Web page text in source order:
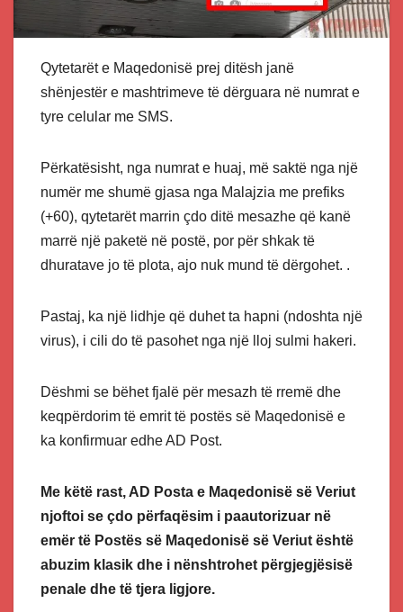
Qytetarët e Maqedonisë prej ditësh janë
shënjestër e mashtrimeve të dërguara në numrat e
tyre celular me SMS.
Përkatësisht, nga numrat e huaj, më saktë nga një
numër me shumë gjasa nga Malajzia me prefiks
(+60), qytetarët marrin çdo ditë mesazhe që kanë
marrë një paketë në postë, por për shkak të
dhuratave jo të plota, ajo nuk mund të dërgohet. .
Pastaj, ka një lidhje që duhet ta hapni (ndoshta një
virus), i cili do të pasohet nga një lloj sulmi hakeri.
Dëshmi se bëhet fjalë për mesazh të rremë dhe
keqpërdorim të emrit të postës së Maqedonisë e
ka konfirmuar edhe AD Post.
Me këtë rast, AD Posta e Maqedonisë së Veriut
njoftoi se çdo përfaqësim i paautorizuar në
emër të Postës së Maqedonisë së Veriut është
abuzim klasik dhe i nënshtrohet përgjegjësisë
penale dhe të tjera ligjore.